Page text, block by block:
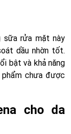
sữa rửa mặt này
dầu nhờn tốt.
bật và khả năng
phẩm chưa được
cho da